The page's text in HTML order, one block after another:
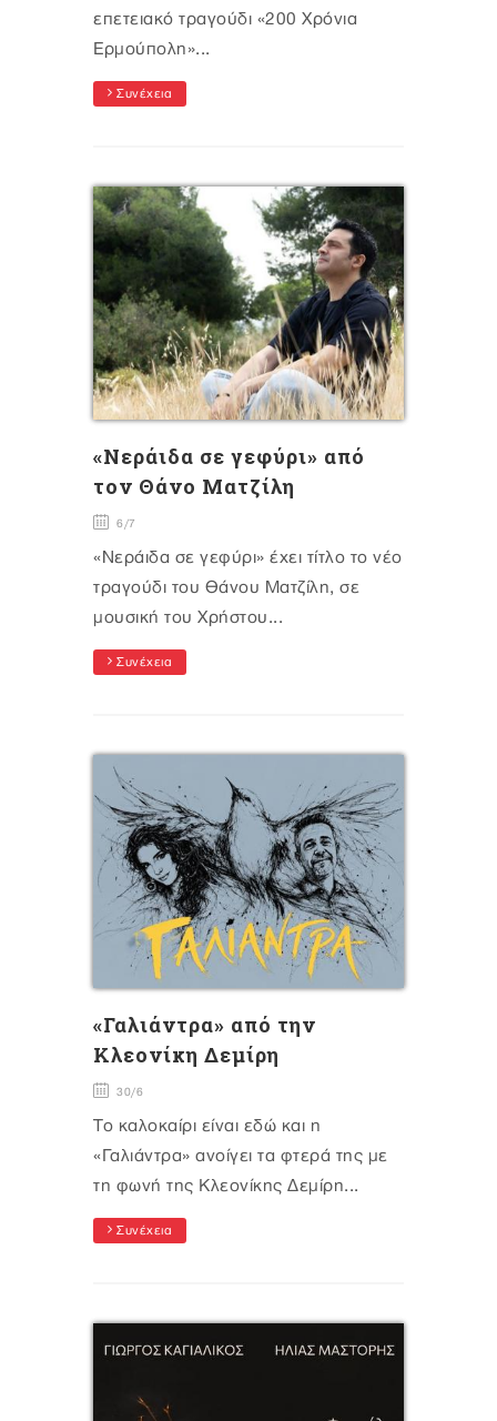
επετειακό τραγούδι «200 Χρόνια
Ερμούπολη»...
Συνέχεια
«Νεράιδα σε γεφύρι» από
τον Θάνο Ματζίλη
6/7
«Νεράιδα σε γεφύρι» έχει τίτλο το νέο
τραγούδι του Θάνου Ματζίλη, σε
μουσική του Χρήστου...
Συνέχεια
«Γαλιάντρα» από την
Κλεονίκη Δεμίρη
30/6
Το καλοκαίρι είναι εδώ και η
«Γαλιάντρα» ανοίγει τα φτερά της με
τη φωνή της Κλεονίκης Δεμίρη...
Συνέχεια